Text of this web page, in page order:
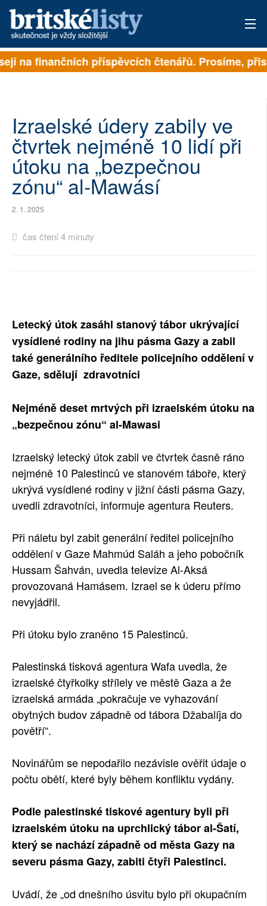
PŘIHLÁSIT
ARCHIV
ROZHOVORY
TÉMATA
PLNÁ VERZE STRÁNEK
na finančních příspěvcích čtenářů. Prosíme,
Izraelské údery zabily ve
čtvrtek nejméně 10 lidí při
útoku na „bezpečnou
zónu“ al-Mawásí
2. 1. 2025
čas čtení 4 minuty
Letecký útok zasáhl stanový tábor ukrývající
vysídlené rodiny na jihu pásma Gazy a zabil
také generálního ředitele policejního oddělení v
Gaze, sdělují zdravotníci
Nejméně deset mrtvých při izraelském útoku na
„bezpečnou zónu“ al-Mawasi
Izraelský letecký útok zabil ve čtvrtek časně ráno
nejméně 10 Palestinců ve stanovém táboře, který
ukrývá vysídlené rodiny v jižní části pásma Gazy,
uvedli zdravotníci, informuje agentura Reuters.
Při náletu byl zabit generální ředitel policejního
oddělení v Gaze Mahmúd Saláh a jeho pobočník
Hussam Šahván, uvedla televize Al-Aksá
provozovaná Hamásem. Izrael se k úderu přímo
nevyjádřil.
Při útoku bylo zraněno 15 Palestinců.
Palestinská tisková agentura Wafa uvedla, že
izraelské čtyřkolky střílely ve městě Gaza a že
izraelská armáda „pokračuje ve vyhazování
obytných budov západně od tábora Džabalíja do
povětří“.
Novinářům se nepodařilo nezávisle ověřit údaje o
počtu obětí, které byly během konfliktu vydány.
Podle palestinské tiskové agentury byli při
izraelském útoku na uprchlický tábor al-Šatí,
který se nachází západně od města Gazy na
severu pásma Gazy, zabiti čtyři Palestinci.
Uvádí, že „od dnešního úsvitu bylo při okupačním